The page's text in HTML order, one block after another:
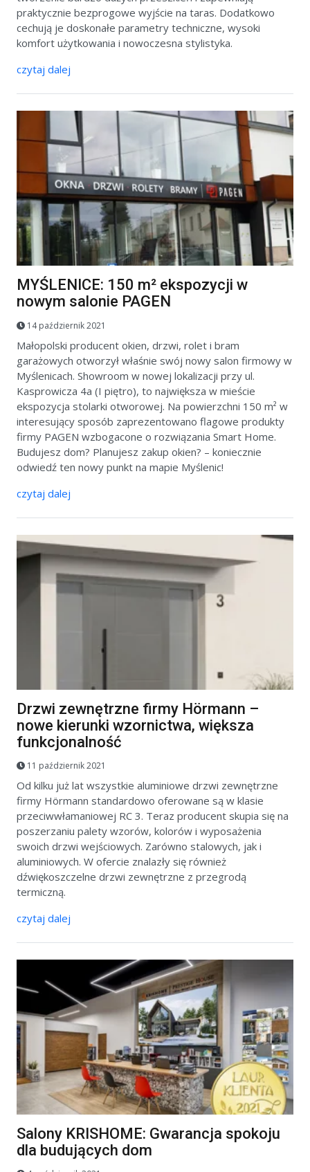
praktycznie bezprogowe wyjście na taras. Dodatkowo
cechują je doskonałe parametry techniczne, wysoki
komfort użytkowania i nowoczesna stylistyka.
czytaj dalej
MYŚLENICE: 150 m² ekspozycji w
nowym salonie PAGEN
14 październik 2021
Małopolski producent okien, drzwi, rolet i bram
garażowych otworzył właśnie swój nowy salon firmowy w
Myślenicach. Showroom w nowej lokalizacji przy ul.
Kasprowicza 4a (I piętro), to największa w mieście
ekspozycja stolarki otworowej. Na powierzchni 150 m² w
interesujący sposób zaprezentowano flagowe produkty
firmy PAGEN wzbogacone o rozwiązania Smart Home.
Budujesz dom? Planujesz zakup okien? – koniecznie
odwiedź ten nowy punkt na mapie Myślenic!
czytaj dalej
Drzwi zewnętrzne firmy Hörmann –
nowe kierunki wzornictwa, większa
funkcjonalność
11 październik 2021
Od kilku już lat wszystkie aluminiowe drzwi zewnętrzne
firmy Hörmann standardowo oferowane są w klasie
przeciwwłamaniowej RC 3. Teraz producent skupia się na
poszerzaniu palety wzorów, kolorów i wyposażenia
swoich drzwi wejściowych. Zarówno stalowych, jak i
aluminiowych. W ofercie znalazły się również
dźwiękoszczelne drzwi zewnętrzne z przegrodą
termiczną.
czytaj dalej
Salony KRISHOME: Gwarancja spokoju
dla budujących dom